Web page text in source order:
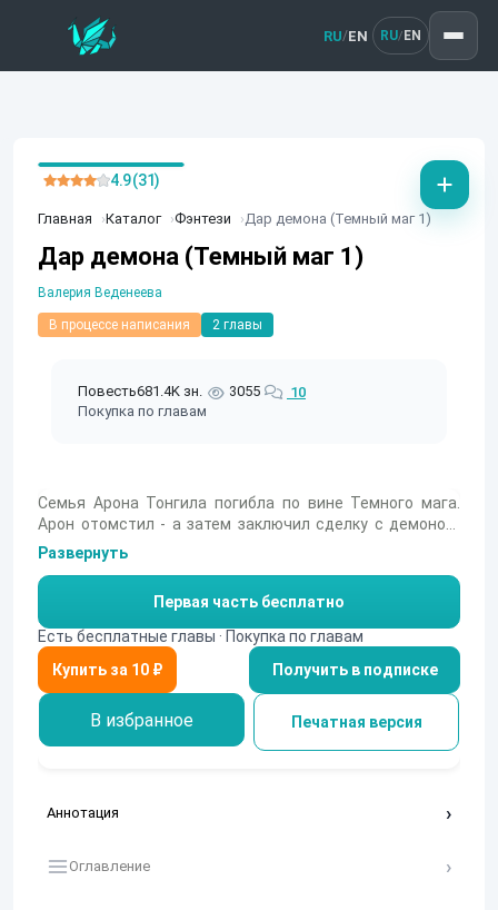
RU/EN RU/ EN
Главная Каталог Фэнтези Дар демона (Темный маг 1)
Дар демона (Темный маг 1)
Валерия Веденеева
В процессе написания 2 главы
Повесть681.4K зн. 3055
10
Покупка по главам
4.9 (31)
Семья Арона Тонгила погибла по вине Темного мага.
Арон отомстил - а затем заключил сделку с демоном,
пообещавшим вернуть его родных. Вот только демон не
предупредил, что отправит Арона в иную реальность,
где человек сам окажется магом, главой Темного
Ковена, тем, которого ненавидит вся империя. Чтобы
найти свою семью, ему придется сначала выжить.
Развернуть
Первая часть бесплатно
Есть бесплатные главы · Покупка по главам
Получить в подписке
В избранное Печатная версия
Аннотация
Оглавление